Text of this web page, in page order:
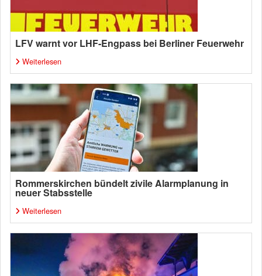
LFV warnt vor LHF-Engpass bei Berliner Feuerwehr
Weiterlesen
Rommerskirchen bündelt zivile Alarmplanung in
neuer Stabsstelle
Weiterlesen